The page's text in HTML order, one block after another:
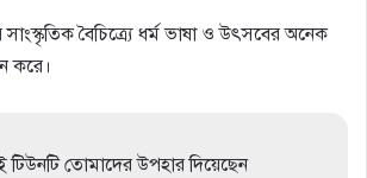
বৈচিত্র্যে ধর্ম ভাষা ও উৎসবের অনেক
করে।
তোমাদের উপহার দিয়েছেন